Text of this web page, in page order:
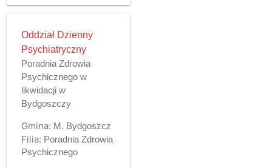
Oddział Dzienny
Psychiatryczny
Poradnia Zdrowia
Psychicznego w
likwidacji w
Bydgoszczy
Gmina: M. Bydgoszcz
Filia: Poradnia Zdrowia
Psychicznego